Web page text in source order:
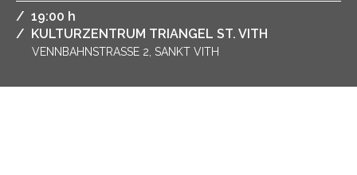
/ 19:00 h
/ KULTURZENTRUM TRIANGEL ST. VITH
VENNBAHNSTRASSE 2, SANKT VITH